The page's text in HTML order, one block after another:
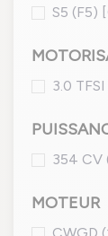
S5 (F5)
3.0 TFSI
354 CV
MOTEUR